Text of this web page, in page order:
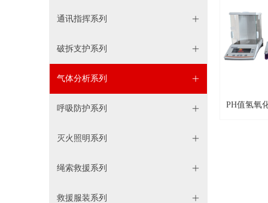
PH值氢氧
ꄶ
通讯指挥系列
ꄶ
破拆支护系列
ꄶ
气体分析系列
ꄶ
呼吸防护系列
ꄶ
灭火照明系列
ꄶ
绳索救援系列
ꄶ
救援服装系列